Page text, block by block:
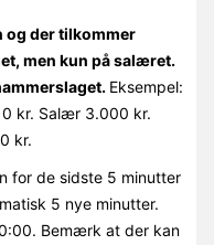
og der tilkommer
men kun på salæret.
Eksempel:
0 kr. Salær 3.000 kr.
kr.
for de sidste 5 minutter
5 nye minutter.
Bemærk at der kan